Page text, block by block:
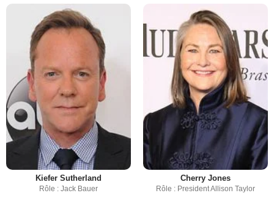
Kiefer Sutherland
Rôle : Jack Bauer
Cherry Jones
Rôle : President Allison Taylor